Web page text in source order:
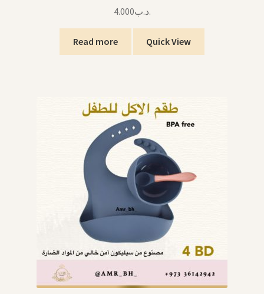
.د.ب4.000
Read more Quick View